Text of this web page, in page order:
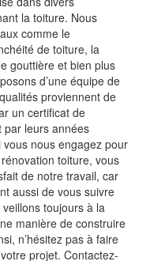
la toiture. Nous
comme le
de toiture, la
gouttière et bien plus
d’une équipe de
proviennent de
un certificat de
par leurs années
vous nous engagez pour
toiture, vous
de notre travail, car
aussi de vous suivre
toujours à la
manière de construire
n’hésitez pas à faire
projet. Contactez-